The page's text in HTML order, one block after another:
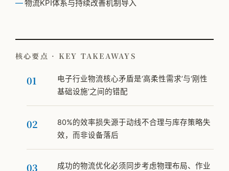
物流KPI体系与持续改善机制导入
核心要点 · KEY TAKEAWAYS
电子行业物流核心矛盾是‘高柔性需求’与‘刚性
基础设施’之间的错配
80%的效率损失源于动线不合理与库存策略失
效，而非设备落后
成功的物流优化必须同步考虑物理布局、作业